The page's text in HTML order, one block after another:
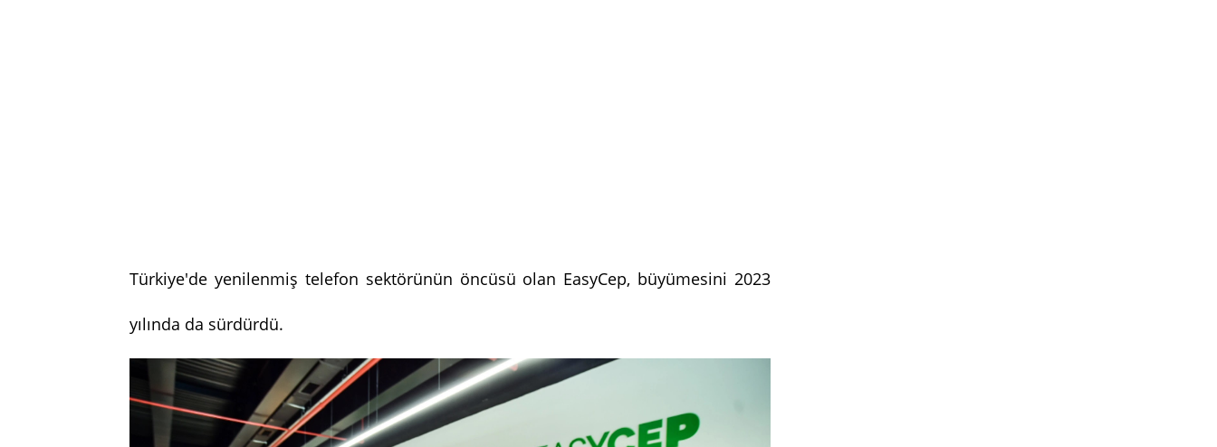
Türkiye'de yenilenmiş telefon sektörünün öncüsü olan EasyCep, büyümesini 2023
yılında da sürdürdü.